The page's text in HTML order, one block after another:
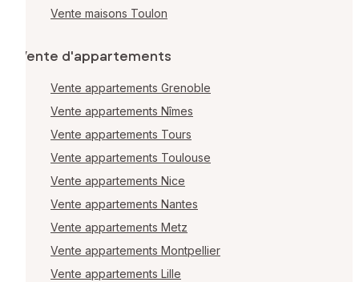
Vente maisons Toulon
Vente d'appartements
Vente appartements Grenoble
Vente appartements Nîmes
Vente appartements Tours
Vente appartements Toulouse
Vente appartements Nice
Vente appartements Nantes
Vente appartements Metz
Vente appartements Montpellier
Vente appartements Lille